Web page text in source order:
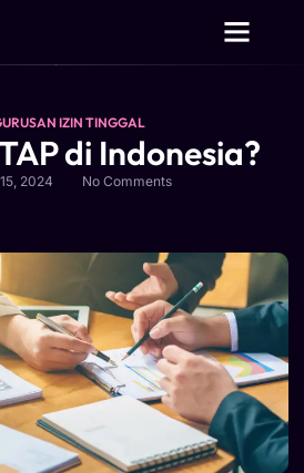
IZIN TINGGAL
di Indonesia?
2024 No Comments